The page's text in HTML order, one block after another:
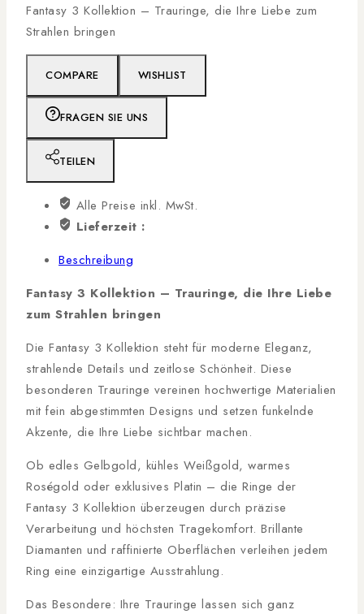
Fantasy 3 Kollektion – Trauringe, die Ihre Liebe zum
Strahlen bringen
COMPARE WISHLIST
FRAGEN SIE UNS
TEILEN
Alle Preise inkl. MwSt.
Lieferzeit :
Beschreibung
Fantasy 3 Kollektion – Trauringe, die Ihre Liebe
zum Strahlen bringen
Die Fantasy 3 Kollektion steht für moderne Eleganz,
strahlende Details und zeitlose Schönheit. Diese
besonderen Trauringe vereinen hochwertige Materialien
mit fein abgestimmten Designs und setzen funkelnde
Akzente, die Ihre Liebe sichtbar machen.
Ob edles Gelbgold, kühles Weißgold, warmes
Roségold oder exklusives Platin – die Ringe der
Fantasy 3 Kollektion überzeugen durch präzise
Verarbeitung und höchsten Tragekomfort. Brillante
Diamanten und raffinierte Oberflächen verleihen jedem
Ring eine einzigartige Ausstrahlung.
Das Besondere: Ihre Trauringe lassen sich ganz